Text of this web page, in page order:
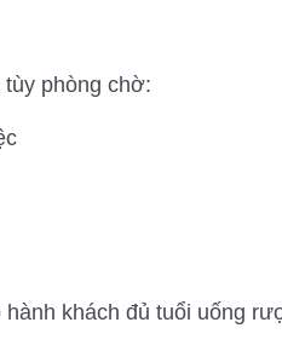
tùy phòng chờ:
khách đủ tuổi uống